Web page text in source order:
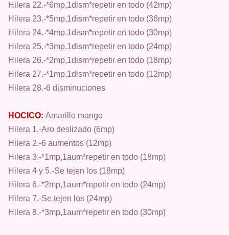
Hilera 22.-*6mp,1dism*repetir en todo (42mp)
Hilera 23.-*5mp,1dism*repetir en todo (36mp)
Hilera 24.-*4mp.1dism*repetir en todo (30mp)
Hilera 25.-*3mp,1dism*repetir en todo (24mp)
Hilera 26.-*2mp,1dism*repetir en todo (18mp)
Hilera 27.-*1mp,1dism*repetir en todo (12mp)
Hilera 28.-6 disminuciones
HOCICO: Amarillo mango
Hilera 1.-Aro deslizado (6mp)
Hilera 2.-6 aumentos (12mp)
Hilera 3.-*1mp,1aum*repetir en todo (18mp)
Hilera 4 y 5.-Se tejen los (18mp)
Hilera 6.-*2mp,1aum*repetir en todo (24mp)
Hilera 7.-Se tejen los (24mp)
Hilera 8.-*3mp,1aum*repetir en todo (30mp)